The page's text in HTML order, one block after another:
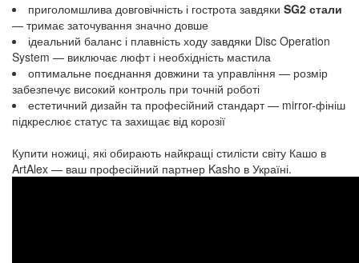
приголомшлива довговічність і гострота завдяки SG2 стали
— тримає заточування значно довше
ідеальний баланс і плавність ходу завдяки Disc Operation
System — виключає люфт і необхідність мастила
оптимальне поєднання довжини та управління — розмір
забезпечує високий контроль при точній роботі
естетичний дизайн та професійний стандарт — mirror-фініш
підкреслює статус та захищає від корозії
Купити ножиці, які обирають найкращі стилісти світу Кашо в
ArtAlex — ваш професійний партнер Kasho в Україні.